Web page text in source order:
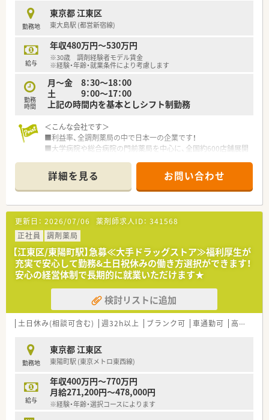
を減らしています。
■ペーパードライバー講習補助もある為、ペーパードライバーの
方も安心して就業いただけます。また運転は必須ではないです。
■夜間専門の在宅対応チームがあるため、他の方々は夜の在宅対
応ございません
■無菌調剤室の導入の店舗や365日営業している店舗の運営、ケ
アマネージャーの在籍など、患者様の満足を追求しています。
（土日祝やっている店舗も土日祝出勤はエリアで交代にシフト
を組む為、年3回くらいの頻度での出勤とのこと。出勤した場合、
平日に振替可能。）
や集金業務などの対応はございません
＜こんな就業環境です＞
フも多く個人の負担は少なめ。一人当たりの処方箋処理枚数は
23枚/日。
■処方箋の割合は外来が約81％で在宅が約19％となります。
域密着のかかりつけ薬局として機能しています
■在宅対応件数 個人600件、施設260件⇒経営のために在宅を
始めた訳ではなく、薬局の使命として地域・人の役に立つこと・ニ
ーズのあるところには答えることを目的に行っております。
■育児休暇、産前産後休暇の取得実績が多数あります。女性の方
でも長く活躍できる環境があります。復職率も100％。
■有給休暇は自由に取得できる環境があります。１週間程度の
海外旅行に出かける方もいます。
＜こんな店舗です＞
■東陽町駅と南砂町駅の間・徒歩圏内の薬局です
■住宅街に位置し馴染みの患者様が多いです
■隣接の、内科・循環器・消化器クリニックからの処方を受けてい
ます
勤務地
東京都 江東区
東大島駅 (都営新宿線)
給与
年収480万円～530万円
※30歳 調剤経験者モデル賃金
※経験・年齢・就業条件により考慮します
勤務
時間
月～金 8：30～18：00
土 9：00～17：00
上記の時間内を基本としシフト制勤務
＜こんな会社です＞
■利益率、全調剤薬局の中で日本一の企業です！
■大学病院や総合病院の門前薬局を中心に、全国約600店舗展開
■年間休日120日の会社です
■コンプライアンス重視、サービス残業や事務の調剤補助は一切
認めていません。
■グループ会社を多数所有しているため利益が安定しており、
調剤報酬改定にも影響を受けにくく、将来性のある会社です
■高度薬学管理、在宅医療、健康サポートに力を入れています。
各分野に合わせた設備整備や研修制度の導入などを進め、薬剤師
が成長できる環境を整えています。
■大学病院での実務研修など、医療機関と連携して学べる機会も
あり
■薬学生を対象にした、就職企業人気ランキングでも、TOP3位
以内にランクインしています！
＜こんな店舗です＞
■都営新宿線・東大島駅から徒歩8分程度
■薬剤師で20名程度、事務とあわせて30名程度の規模の薬局で
す
■100床程の地域の中核病院の前にあります。
～在宅多め・やりたい方歓迎～
■独自開発のipad管理システム導入しており業務効率よく就業
頂けます
■医師・看護師等との連携業務、情報交換ができます
詳細を見る お問い合わせ
更新日： 2026/07/06 薬剤師求人ID： 341568
正社員
調剤薬局
【江東区/東陽町駅】急募≪大手ドラッグストア≫福利厚生が
充実で安心して勤務&土日祝休みの働き方選択ができます！
安心の経営体制で長期的に就業いただけます★
検討リストに追加
土日休み(相談可含む) 週32h以上 ブランク可 車通勤可 高給与(600万円以上)
勤務地
東京都 江東区
東陽町駅 (東京メトロ東西線)
給与
年収400万円～770万円
月給271,200円～478,000円
※経験・年齢・選択コースによります